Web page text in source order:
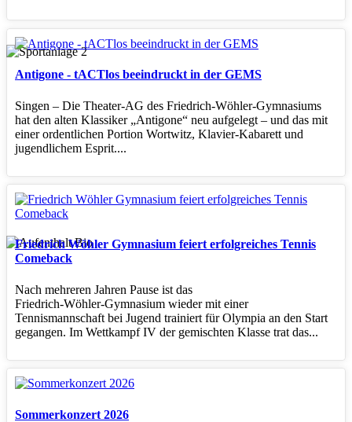
Antigone - tACTlos beeindruckt in der GEMS
Singen – Die Theater‑AG des Friedrich‑Wöhler‑Gymnasiums
hat den alten Klassiker „Antigone“ neu aufgelegt – und das mit
einer ordentlichen Portion Wortwitz, Klavier‑Kabarett und
jugendlichem Esprit....
Friedrich Wöhler Gymnasium feiert erfolgreiches Tennis
Comeback
Nach mehreren Jahren Pause ist das
Friedrich‑Wöhler‑Gymnasium wieder mit einer
Tennismannschaft bei Jugend trainiert für Olympia an den Start
gegangen. Im Wettkampf IV der gemischten Klasse trat das...
Sommerkonzert 2026